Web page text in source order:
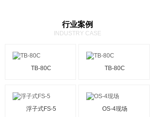
行业案例
INDUSTRY CASE
TB-80C TB-80C
浮子式FS-5 OS-4现场